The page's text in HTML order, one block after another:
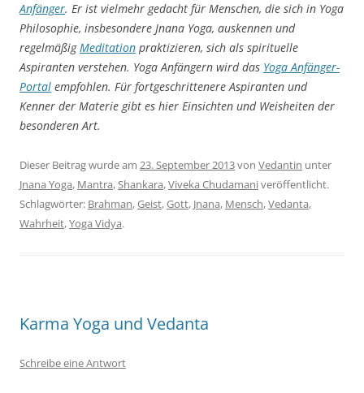
Anfänger. Er ist vielmehr gedacht für Menschen, die sich in Yoga
Philosophie, insbesondere Jnana Yoga, auskennen und
regelmäßigMeditation praktizieren, sich als spirituelle
Aspiranten verstehen. Yoga Anfängern wird das YogaAnfänger-
Portal empfohlen. Für fortgeschrittenere Aspiranten und
Kenner der Materie gibt es hier Einsichten und Weisheiten der
besonderen Art.
Dieser Beitrag wurde am 23. September 2013von Vedantin unter
Jnana Yoga, Mantra,Shankara,Viveka Chudamaniveröffentlicht.
Schlagwörter: Brahman,Geist,Gott, Jnana, Mensch,Vedanta,
Wahrheit,Yoga Vidya.
Karma Yoga und Vedanta
Schreibe eine Antwort